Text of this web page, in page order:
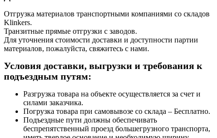
Отгрузка материалов транспортными компаниями со складов
Klinkers.
Транзитные прямые отгрузки с заводов.
Для уточнения стоимости доставки и доступности партии
материалов, пожалуйста, свяжитесь с нами.
Условия доставки, выгрузки и требования к
подъездным путям:
Разгрузка товара на объекте осуществляется за счет и
силами заказчика.
Погрузка товара при самовывозе со склада – Бесплатно.
Подъездные пути должны обеспечивать
беспрепятственный проезд большегрузного транспорта,